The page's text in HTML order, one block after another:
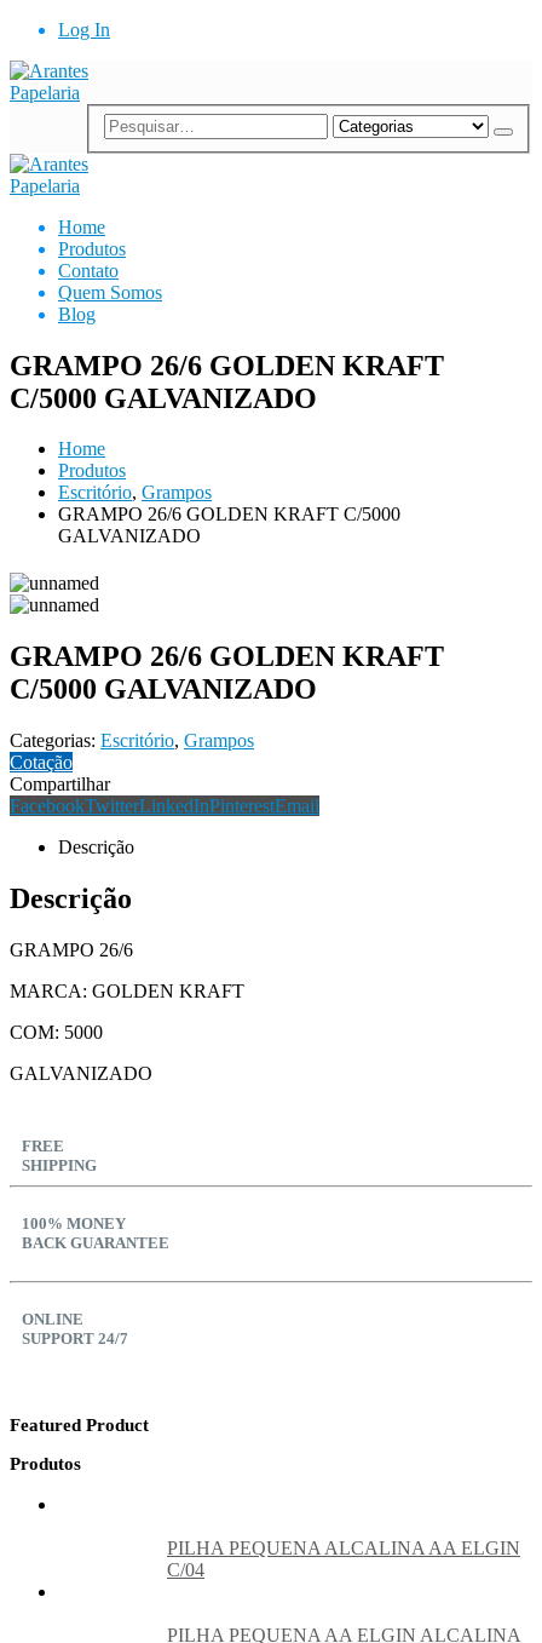
Log In
Home
Produtos
Contato
Quem Somos
Blog
GRAMPO 26/6 GOLDEN KRAFT
C/5000 GALVANIZADO
Home
Produtos
Escritório, Grampos
GRAMPO 26/6 GOLDEN KRAFT C/5000
GALVANIZADO
GRAMPO 26/6 GOLDEN KRAFT
C/5000 GALVANIZADO
Categorias: Escritório, Grampos
Cotação
Compartilhar
FacebookTwitterLinkedInPinterestEmail
Descrição
Descrição
GRAMPO 26/6
MARCA: GOLDEN KRAFT
COM: 5000
GALVANIZADO
FREE
SHIPPING
100% MONEY
BACK GUARANTEE
ONLINE
SUPPORT 24/7
Featured Product
Produtos
PILHA PEQUENA ALCALINA AA ELGIN
C/04
PILHA PEQUENA AA ELGIN ALCALINA